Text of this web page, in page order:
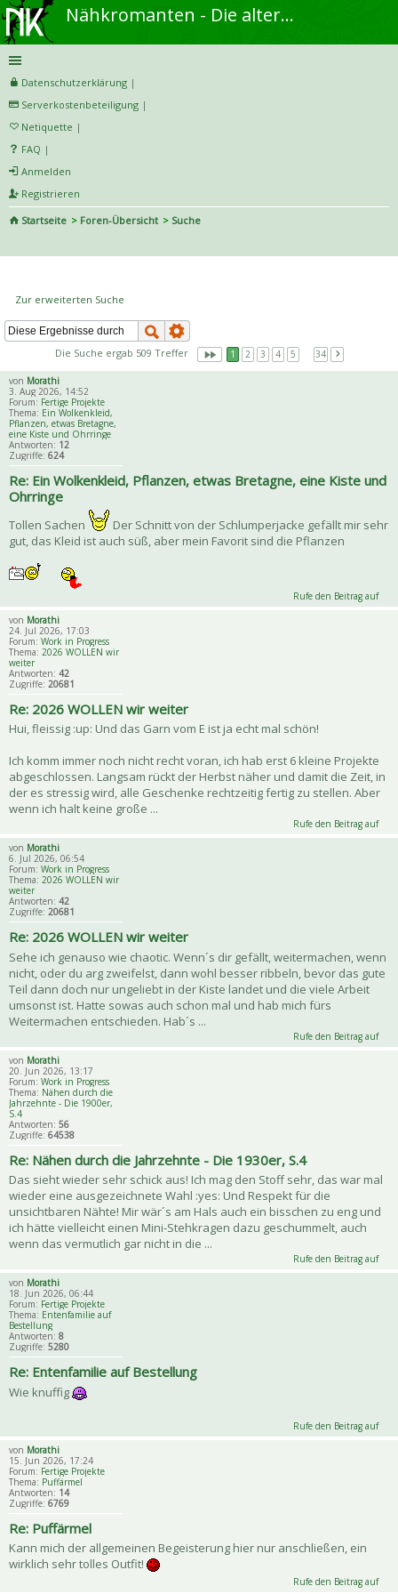
Nähkromanten - Die alternative Näh- und DIY-Community
Datenschutzerklärung |
Serverkostenbeteiligung |
Netiquette |
FAQ |
Anmelden
Registrieren
Startseite
Foren-Übersicht
Suche
Zur erweiterten Suche
Die Suche ergab 509 Treffer 1 2 3 4 5 34
von Morathi
3. Aug 2026, 14:52
Forum: Fertige Projekte
Thema: Ein Wolkenkleid,
Pflanzen, etwas Bretagne,
eine Kiste und Ohrringe
Antworten: 12
Zugriffe: 624
Re: Ein Wolkenkleid, Pflanzen, etwas Bretagne, eine Kiste und
Ohrringe
Tollen Sachen
Der Schnitt von der Schlumperjacke gefällt mir sehr
gut, das Kleid ist auch süß, aber mein Favorit sind die Pflanzen
Rufe den Beitrag auf
von Morathi
24. Jul 2026, 17:03
Forum: Work in Progress
Thema: 2026 WOLLEN wir
weiter
Antworten: 42
Zugriffe: 20681
Re: 2026 WOLLEN wir weiter
Hui, fleissig :up: Und das Garn vom E ist ja echt mal schön!
Ich komm immer noch nicht recht voran, ich hab erst 6 kleine Projekte
abgeschlossen. Langsam rückt der Herbst näher und damit die Zeit, in
der es stressig wird, alle Geschenke rechtzeitig fertig zu stellen. Aber
wenn ich halt keine große ...
Rufe den Beitrag auf
von Morathi
6. Jul 2026, 06:54
Forum: Work in Progress
Thema: 2026 WOLLEN wir
weiter
Antworten: 42
Zugriffe: 20681
Re: 2026 WOLLEN wir weiter
Sehe ich genauso wie chaotic. Wenn´s dir gefällt, weitermachen, wenn
nicht, oder du arg zweifelst, dann wohl besser ribbeln, bevor das gute
Teil dann doch nur ungeliebt in der Kiste landet und die viele Arbeit
umsonst ist. Hatte sowas auch schon mal und hab mich fürs
Weitermachen entschieden. Hab´s ...
Rufe den Beitrag auf
von Morathi
20. Jun 2026, 13:17
Forum: Work in Progress
Thema: Nähen durch die
Jahrzehnte - Die 1900er,
S.4
Antworten: 56
Zugriffe: 64538
Re: Nähen durch die Jahrzehnte - Die 1930er, S.4
Das sieht wieder sehr schick aus! Ich mag den Stoff sehr, das war mal
wieder eine ausgezeichnete Wahl :yes: Und Respekt für die
unsichtbaren Nähte! Mir wär´s am Hals auch ein bisschen zu eng und
ich hätte vielleicht einen Mini-Stehkragen dazu geschummelt, auch
wenn das vermutlich gar nicht in die ...
Rufe den Beitrag auf
von Morathi
18. Jun 2026, 06:44
Forum: Fertige Projekte
Thema: Entenfamilie auf
Bestellung
Antworten: 8
Zugriffe: 5280
Re: Entenfamilie auf Bestellung
Wie knuffig
Rufe den Beitrag auf
von Morathi
15. Jun 2026, 17:24
Forum: Fertige Projekte
Thema: Puffärmel
Antworten: 14
Zugriffe: 6769
Re: Puffärmel
Kann mich der allgemeinen Begeisterung hier nur anschließen, ein
wirklich sehr tolles Outfit!
Rufe den Beitrag auf